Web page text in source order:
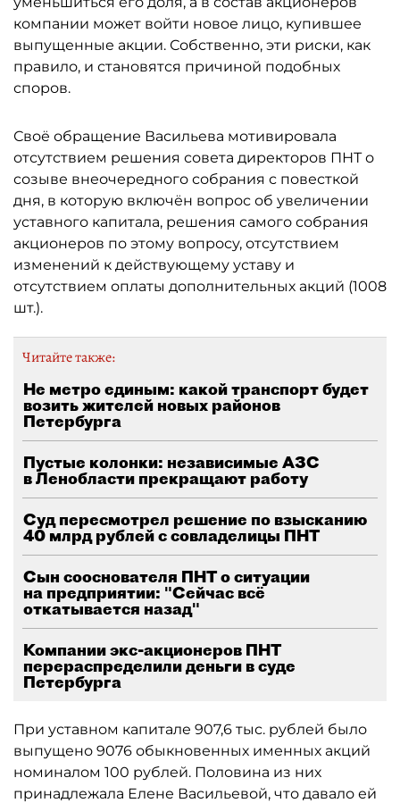
компании может войти новое лицо, купившее
выпущенные акции. Собственно, эти риски, как
правило, и становятся причиной подобных
споров.
Своё обращение Васильева мотивировала
отсутствием решения совета директоров ПНТ о
созыве внеочередного собрания с повесткой
дня, в которую включён вопрос об увеличении
уставного капитала, решения самого собрания
акционеров по этому вопросу, отсутствием
изменений к действующему уставу и
отсутствием оплаты дополнительных акций (1008
шт.).
Читайте также:
Не метро единым: какой транспорт будет
возить жителей новых районов
Петербурга
Пустые колонки: независимые АЗС
в Ленобласти прекращают работу
Суд пересмотрел решение по взысканию
40 млрд рублей с совладелицы ПНТ
Сын сооснователя ПНТ о ситуации
на предприятии: "Сейчас всё
откатывается назад"
Компании экс-акционеров ПНТ
перераспределили деньги в суде
Петербурга
При уставном капитале 907,6 тыс. рублей было
выпущено 9076 обыкновенных именных акций
номиналом 100 рублей. Половина из них
принадлежала Елене Васильевой, что давало ей